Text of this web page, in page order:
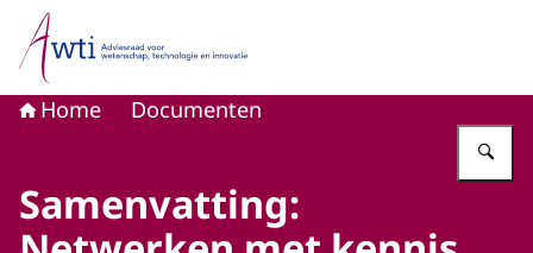
Naar de homepage van Adviesraad voor wetenschap,
Home Documenten
Samenvatting: